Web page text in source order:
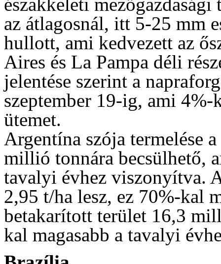
az átlagosnál, itt 5-25 mm
hullott, ami kedvezett az
Aires és La Pampa déli
jelentése szerint a
szeptember 19-ig, ami
ütemet.
Argentína szója termelése
millió tonnára becsülhető,
tavalyi évhez viszonyítva.
2,95 t/ha lesz, ez 70%-kal
betakarított terület 16,3
kal magasabb a tavalyi